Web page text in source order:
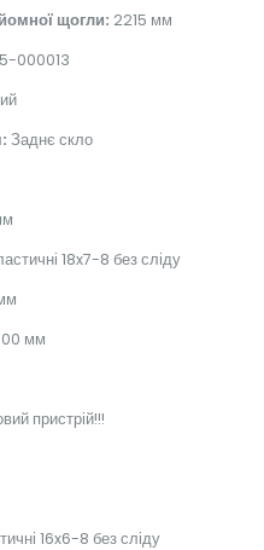
щогли: 2215 мм
000013
Заднє скло
18x7-8 без сліду
мм
пристрій!!!
16x6-8 без сліду